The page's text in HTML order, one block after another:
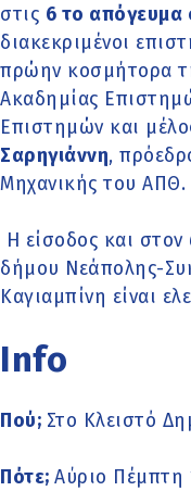
στις 6 το απόγευμα
διακεκριμένοι
πρώην κοσμήτορα
Ακαδημίας
Επιστημών και
Σαρηγιάννη,
Μηχανικής του ΑΠΘ.
Η είσοδος και
δήμου Νεάπολης-
Καγιαμπίνη είναι
Info
Πού; Στο Κλειστό
Πότε; Αύριο Πέμπτη